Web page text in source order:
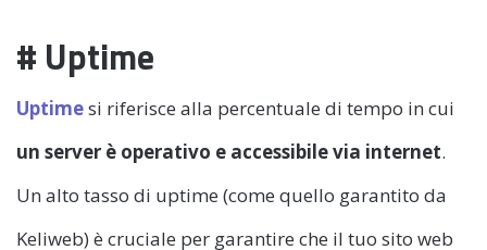
# Uptime
Uptimesi riferisce alla percentuale di tempo in cui
un server è operativo e accessibile via internet.
Un alto tasso di uptime (come quello garantito da
Keliweb) è cruciale per garantire che il tuo sito web